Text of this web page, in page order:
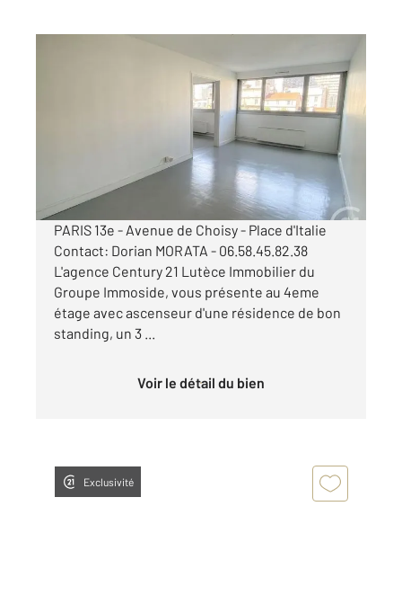
Appartement F3 à vendre
530 000 €
Visiter le site dédié
PARIS 13e - Avenue de Choisy - Place d'Italie
Contact: Dorian MORATA - 06.58.45.82.38
L'agence Century 21 Lutèce Immobilier du
Groupe Immoside, vous présente au 4eme
étage avec ascenseur d'une résidence de bon
standing, un 3 ...
Voir le détail du bien
Exclusivité